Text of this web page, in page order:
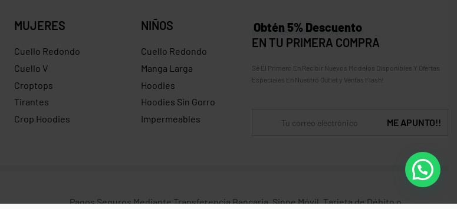
MUJERES
Cuello Redondo
Cuello V
Croptops
Tirantes
Crop Hoodies
NIÑOS
Cuello Redondo
Manga Larga
Hoodies
Hoodies Sin Gorro
Impermeables
Obtén 5% Descuento
EN TU PRIMERA COMPRA
Sé El Primero En Recibir Nuevos Modelos Disponibles Y Ofertas
Especiales En Nuestro Outlet y Ventas Flash!
Pagos Seguros Mediante Transferencia Bancaria, Sinpe Móvil, Tarjeta de Débito o